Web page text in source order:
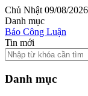
Chủ Nhật 09/08/2026
Danh mục
Báo Công Luận
Tin mới
Danh mục